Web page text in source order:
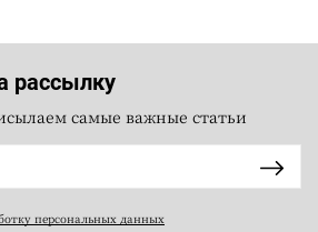
рассылку
самые важные статьи
персональных данных